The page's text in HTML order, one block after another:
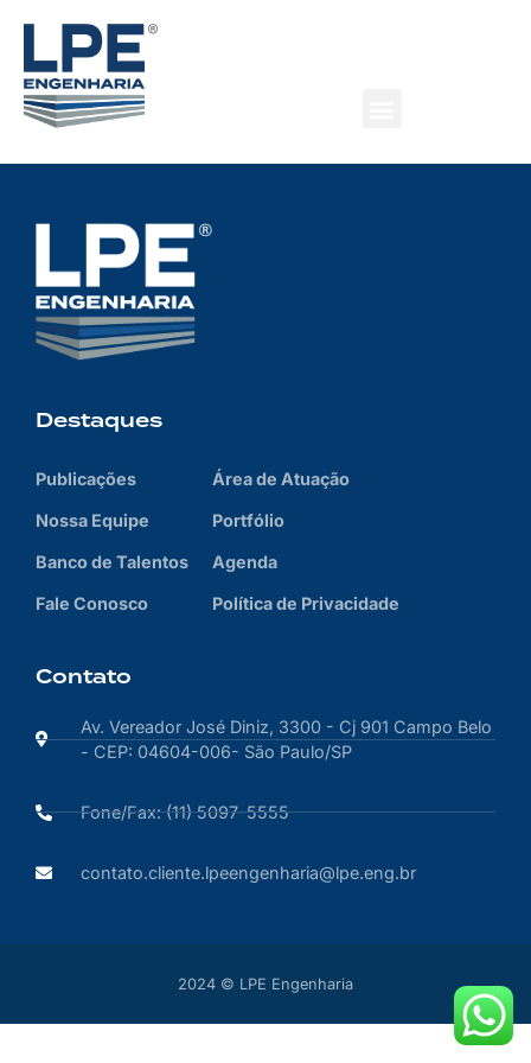
Paving Expo 2024
Principal evento de infraestrutura viária e rodoviária do
país.
Destaques
Publicações
Nossa Equipe
Banco de Talentos
Fale Conosco
Área de Atuação
Portfólio
Agenda
Política de Privacidade
Contato
Av. Vereador José Diniz, 3300 - Cj 901 Campo Belo
- CEP: 04604-006- São Paulo/SP
Fone/Fax: (11) 5097-5555
contato.cliente.lpeengenharia@lpe.eng.br
2024 © LPE Engenharia